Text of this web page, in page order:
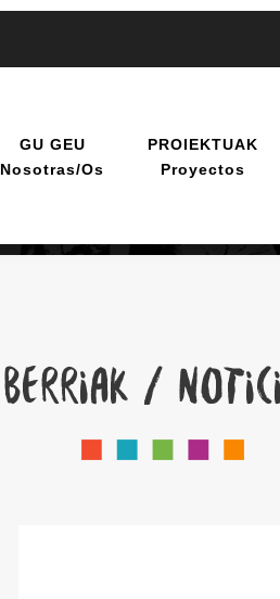
GU GEU
Nosotras/os
PROIEKTUAK
Proyectos
BERRIAK /